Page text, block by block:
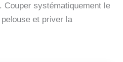
Couper systématiquement le
et priver la